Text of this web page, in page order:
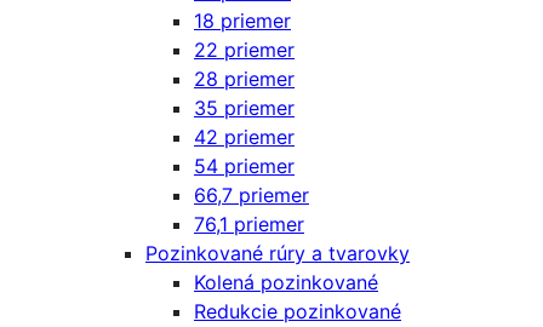
18 priemer
22 priemer
28 priemer
35 priemer
42 priemer
54 priemer
66,7 priemer
76,1 priemer
Pozinkované rúry a tvarovky
Kolená pozinkované
Redukcie pozinkované